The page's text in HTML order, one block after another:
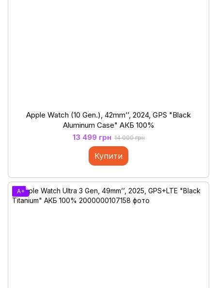
Apple Watch (10 Gen.), 42mm’’, 2024, GPS "Black
Aluminum Case" АКБ 100%
13 499 грн 14 000 грн
Купити
A+